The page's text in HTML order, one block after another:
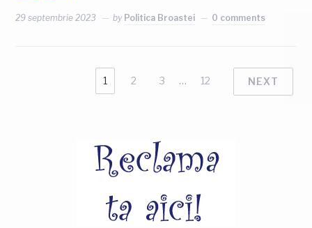
29 septembrie 2023 by Politica Broastei 0 comments
1 2 3 … 12 NEXT